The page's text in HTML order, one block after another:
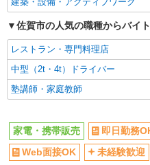
佐賀市の人気の職種からバイ
レストラン・専門料理店
中型（2t・4t）ドライバー
塾講師・家庭教師
家電・携帯販売 即日勤務
Web面接OK
未経験歓迎